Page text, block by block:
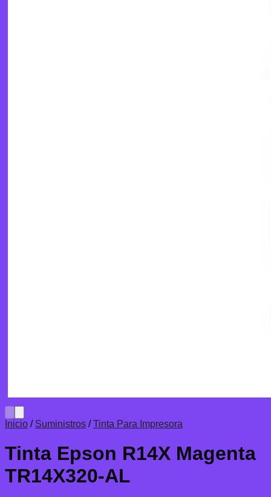
Inicio / Suministros / Tinta Para Impresora
Tinta Epson R14X Magenta
TR14X320-AL